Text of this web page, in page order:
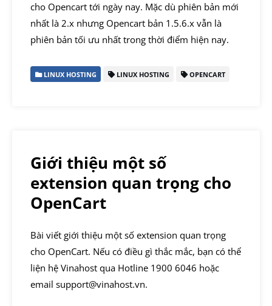
cho Opencart tới ngày nay. Mặc dù phiên bản mới
nhất là 2.x nhưng Opencart bản 1.5.6.x vẫn là
phiên bản tối ưu nhất trong thời điểm hiện nay.
LINUX HOSTING LINUX HOSTING OPENCART
Giới thiệu một số
extension quan trọng cho
OpenCart
Bài viết giới thiệu một số extension quan trọng
cho OpenCart. Nếu có điều gì thắc mắc, bạn có thể
liện hệ Vinahost qua Hotline 1900 6046 hoặc
email support@vinahost.vn.